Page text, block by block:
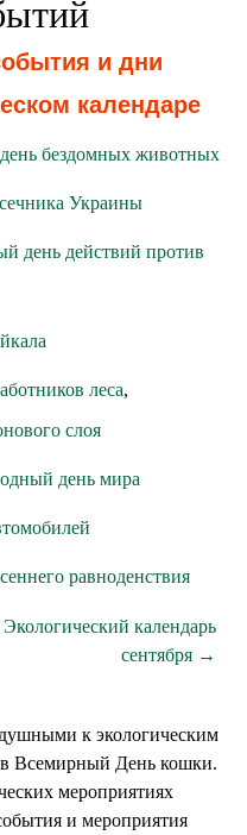
и дни
календаре
бездомных животных
Украины
день действий против
леса,
слоя
день мира
равноденствия
Экологический календарь
сентября →
к экологическим
в Всемирный День кошки.
мероприятиях
и мероприятия